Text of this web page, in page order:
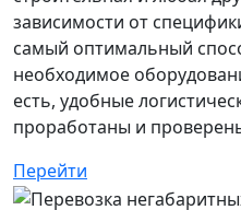
зависимости от
самый оптимальный
необходимое
есть, удобные
проработаны и
Перейти